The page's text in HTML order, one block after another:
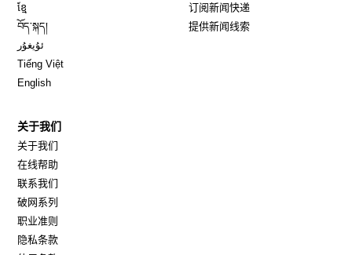
ខ្មែ
བོད་སྐད།
ئۇيغۇر
Tiếng Việt
English
订阅新闻快递
提供新闻线索
关于我们
关于我们
在线帮助
联系我们
破网系列
职业准则
隐私条款